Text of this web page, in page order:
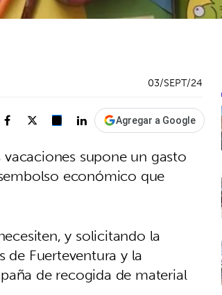
03/SEPT/24
Agregar a Google
supone un gasto
económico que
y solicitando la
de Fuerteventura y la
de recogida de material